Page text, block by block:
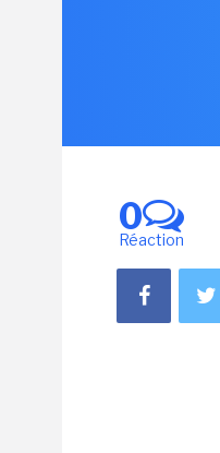
0
Réaction